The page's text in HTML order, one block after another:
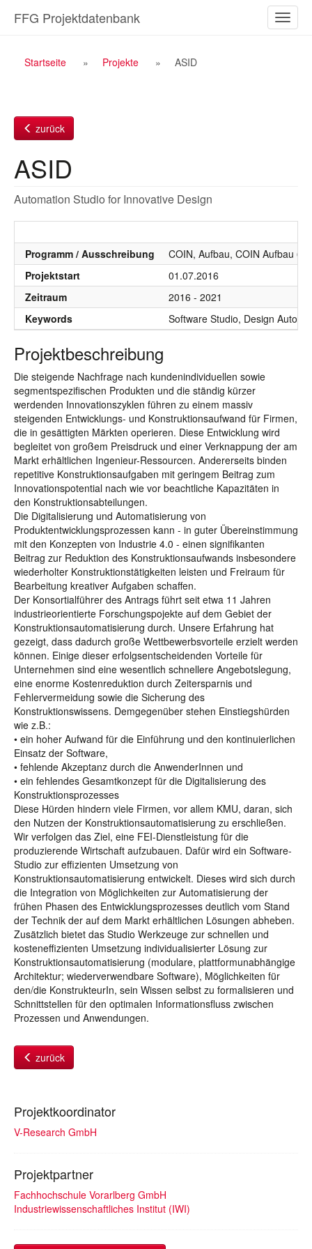
Inhalt
ein-/
FFG Projektdatenbank
Breadcrumb
Startseite Projekte ASID
zurück
ASID
Automation Studio for Innovative Design
Programm / Ausschreibung
COIN, Aufbau, COIN Aufbau 6.
Projektstart
01.07.2016
Zeitraum
2016 - 2021
Keywords
Software Studio, Design
Projektbeschreibung
Die steigende Nachfrage nach kundenindividuellen sowie
segmentspezifischen Produkten und die ständig kürzer
werdenden Innovationszyklen führen zu einem massiv
steigenden Entwicklungs- und Konstruktionsaufwand für Firmen,
die in gesättigten Märkten operieren. Diese Entwicklung wird
begleitet von großem Preisdruck und einer Verknappung der am
Markt erhältlichen Ingenieur-Ressourcen. Andererseits binden
repetitive Konstruktionsaufgaben mit geringem Beitrag zum
Innovationspotential nach wie vor beachtliche Kapazitäten in
den Konstruktionsabteilungen.
Die Digitalisierung und Automatisierung von
Produktentwicklungsprozessen kann - in guter Übereinstimmung
mit den Konzepten von Industrie 4.0 - einen signifikanten
Beitrag zur Reduktion des Konstruktionsaufwands insbesondere
wiederholter Konstruktionstätigkeiten leisten und Freiraum für
Bearbeitung kreativer Aufgaben schaffen.
Der Konsortialführer des Antrags führt seit etwa 11 Jahren
industrieorientierte Forschungspojekte auf dem Gebiet der
Konstruktionsautomatisierung durch. Unsere Erfahrung hat
gezeigt, dass dadurch große Wettbewerbsvorteile erzielt werden
können. Einige dieser erfolgsentscheidenden Vorteile für
Unternehmen sind eine wesentlich schnellere Angebotslegung,
eine enorme Kostenreduktion durch Zeitersparnis und
Fehlervermeidung sowie die Sicherung des
Konstruktionswissens. Demgegenüber stehen Einstiegshürden
wie z.B.:
• ein hoher Aufwand für die Einführung und den kontinuierlichen
Einsatz der Software,
• fehlende Akzeptanz durch die AnwenderInnen und
• ein fehlendes Gesamtkonzept für die Digitalisierung des
Konstruktionsprozesses
Diese Hürden hindern viele Firmen, vor allem KMU, daran, sich
den Nutzen der Konstruktionsautomatisierung zu erschließen.
Wir verfolgen das Ziel, eine FEI-Dienstleistung für die
produzierende Wirtschaft aufzubauen. Dafür wird ein Software-
Studio zur effizienten Umsetzung von
Konstruktionsautomatisierung entwickelt. Dieses wird sich durch
die Integration von Möglichkeiten zur Automatisierung der
frühen Phasen des Entwicklungsprozesses deutlich vom Stand
der Technik der auf dem Markt erhältlichen Lösungen abheben.
Zusätzlich bietet das Studio Werkzeuge zur schnellen und
kosteneffizienten Umsetzung individualisierter Lösung zur
Konstruktionsautomatisierung (modulare, plattformunabhängige
Architektur; wiederverwendbare Software), Möglichkeiten für
den/die KonstrukteurIn, sein Wissen selbst zu formalisieren und
Schnittstellen für den optimalen Informationsfluss zwischen
Prozessen und Anwendungen.
zurück
Projektkoordinator
V-Research GmbH
Projektpartner
Fachhochschule Vorarlberg GmbH
Industriewissenschaftliches Institut (IWI)